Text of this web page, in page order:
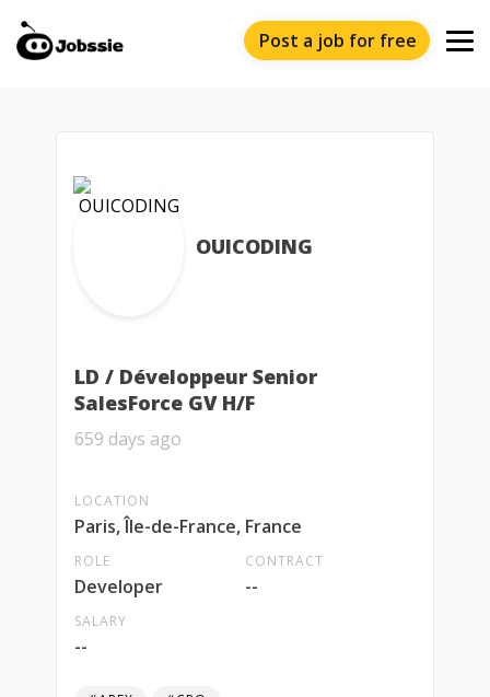
Post a job for free
LD / Développeur Senior
SalesForce GV H/F
659 days ago
LOCATION
Paris, Île-de-France, France
ROLE
Developer
CONTRACT
--
SALARY
--
OUICODING